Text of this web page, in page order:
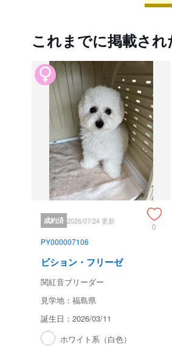
これまでに掲載さ
成約済 2026/07/24 更新
0
PY000007106
ビション・フリーゼ
関紅音ブリーダー
見学地：福島県
誕生日：2026/03/11
ホワイト系（白色）